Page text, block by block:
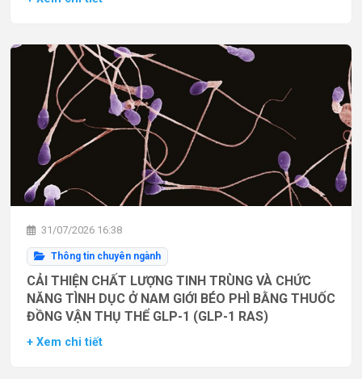
31/07/2026 16:38
Thông tin chuyên ngành
CẢI THIỆN CHẤT LƯỢNG TINH TRÙNG VÀ CHỨC
NĂNG TÌNH DỤC Ở NAM GIỚI BÉO PHÌ BẰNG THUỐC
ĐỒNG VẬN THỤ THỂ GLP-1 (GLP-1 RAS)
+ Xem chi tiết